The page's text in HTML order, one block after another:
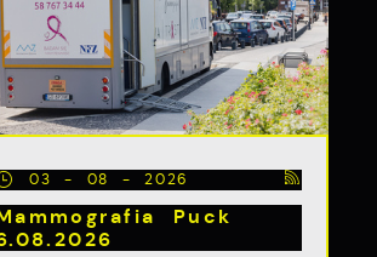
03 - 08 - 2026
Puck